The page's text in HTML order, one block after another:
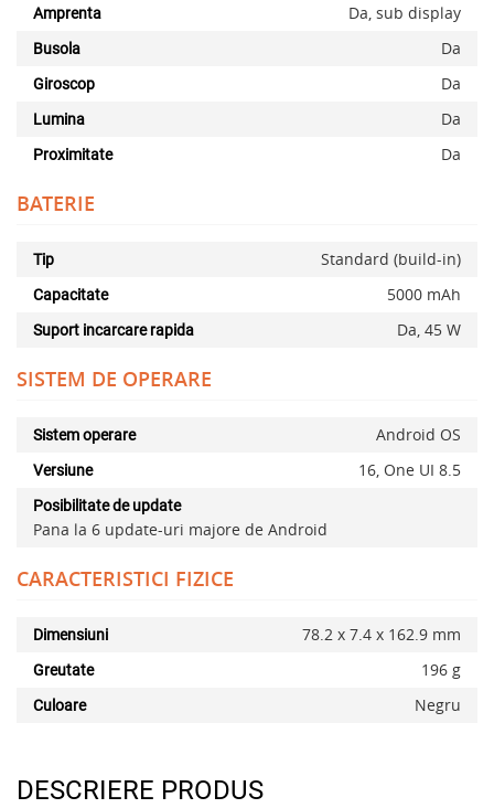
Amprenta Da, sub display
Busola Da
Giroscop Da
Lumina Da
Proximitate Da
BATERIE
Tip Standard (build-in)
Capacitate 5000 mAh
Suport incarcare rapida Da, 45 W
SISTEM DE OPERARE
Sistem operare Android OS
Versiune 16, One UI 8.5
Posibilitate de update
Pana la 6 update-uri majore de Android
CARACTERISTICI FIZICE
Dimensiuni 78.2 x 7.4 x 162.9 mm
Greutate 196 g
Culoare Negru
DESCRIERE PRODUS